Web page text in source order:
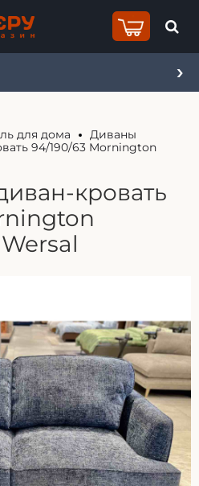
для дома
Диваны
94/190/63 Mornington
кровать